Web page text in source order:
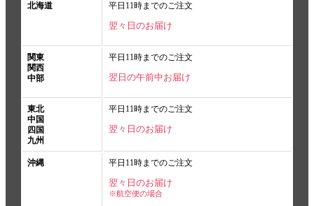
北海道 平日11時までのご注文
翌々日のお届け
関東
関西
中部
平日11時までのご注文
翌日の午前中お届け
東北
中国
四国
九州
平日11時までのご注文
翌々日のお届け
沖縄 平日11時までのご注文
翌々日のお届け
※航空便の場合